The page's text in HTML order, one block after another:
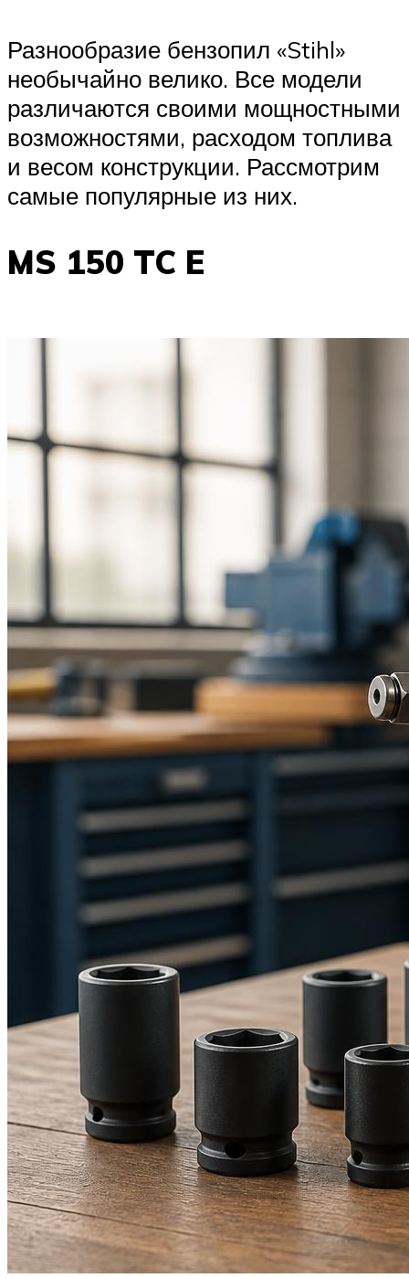
Разнообразие бензопил «Stihl»
необычайно велико. Все модели
различаются своими мощностными
возможностями, расходом топлива
и весом конструкции. Рассмотрим
самые популярные из них.
MS 150 TC E